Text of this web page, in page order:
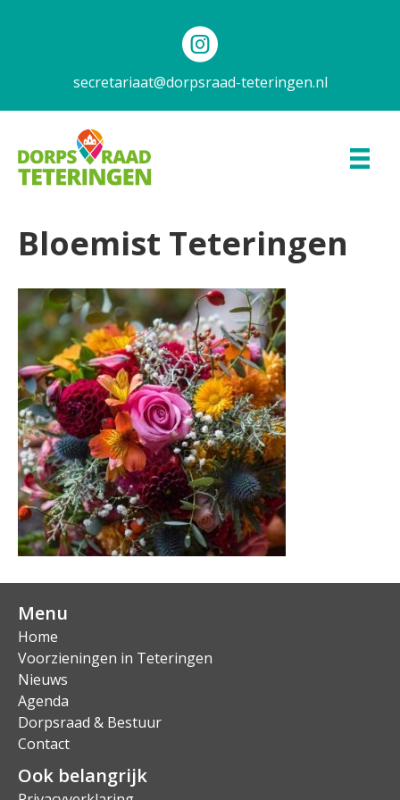
secretariaat@dorpsraad-teteringen.nl
Bloemist Teteringen
Menu
Home
Voorzieningen in Teteringen
Nieuws
Agenda
Dorpsraad & Bestuur
Contact
Ook belangrijk